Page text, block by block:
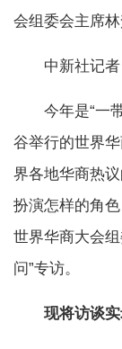
会组委会主席
中新社记者
今年是“一带
谷举行的世界
界各地华商热
扮演怎样的角
世界华商大会
问”专访。
现将访谈